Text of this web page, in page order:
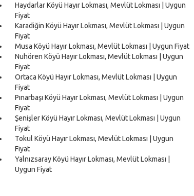
Haydarlar Köyü Hayır Lokması, Mevlüt Lokması | Uygun
Fiyat
Karadiğin Köyü Hayır Lokması, Mevlüt Lokması | Uygun
Fiyat
Musa Köyü Hayır Lokması, Mevlüt Lokması | Uygun Fiyat
Nuhören Köyü Hayır Lokması, Mevlüt Lokması | Uygun
Fiyat
Ortaca Köyü Hayır Lokması, Mevlüt Lokması | Uygun
Fiyat
Pınarbaşı Köyü Hayır Lokması, Mevlüt Lokması | Uygun
Fiyat
Şenişler Köyü Hayır Lokması, Mevlüt Lokması | Uygun
Fiyat
Tokul Köyü Hayır Lokması, Mevlüt Lokması | Uygun
Fiyat
Yalnızsaray Köyü Hayır Lokması, Mevlüt Lokması |
Uygun Fiyat